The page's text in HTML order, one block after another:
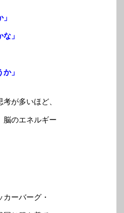
」
」
が多いほど、
脳のエネルギー
ーバーグ・